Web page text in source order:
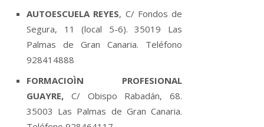
AUTOESCUELA REYES, C/ Fondos de
Segura, 11 (local 5-6). 35019 Las
Palmas de Gran Canaria. Teléfono
928414888
FORMACIOÌN PROFESIONAL
GUAYRE, C/ Obispo Rabadán, 68.
35003 Las Palmas de Gran Canaria.